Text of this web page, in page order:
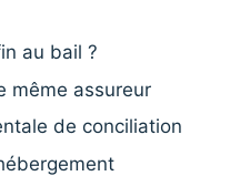
au bail ?
même assureur
de conciliation